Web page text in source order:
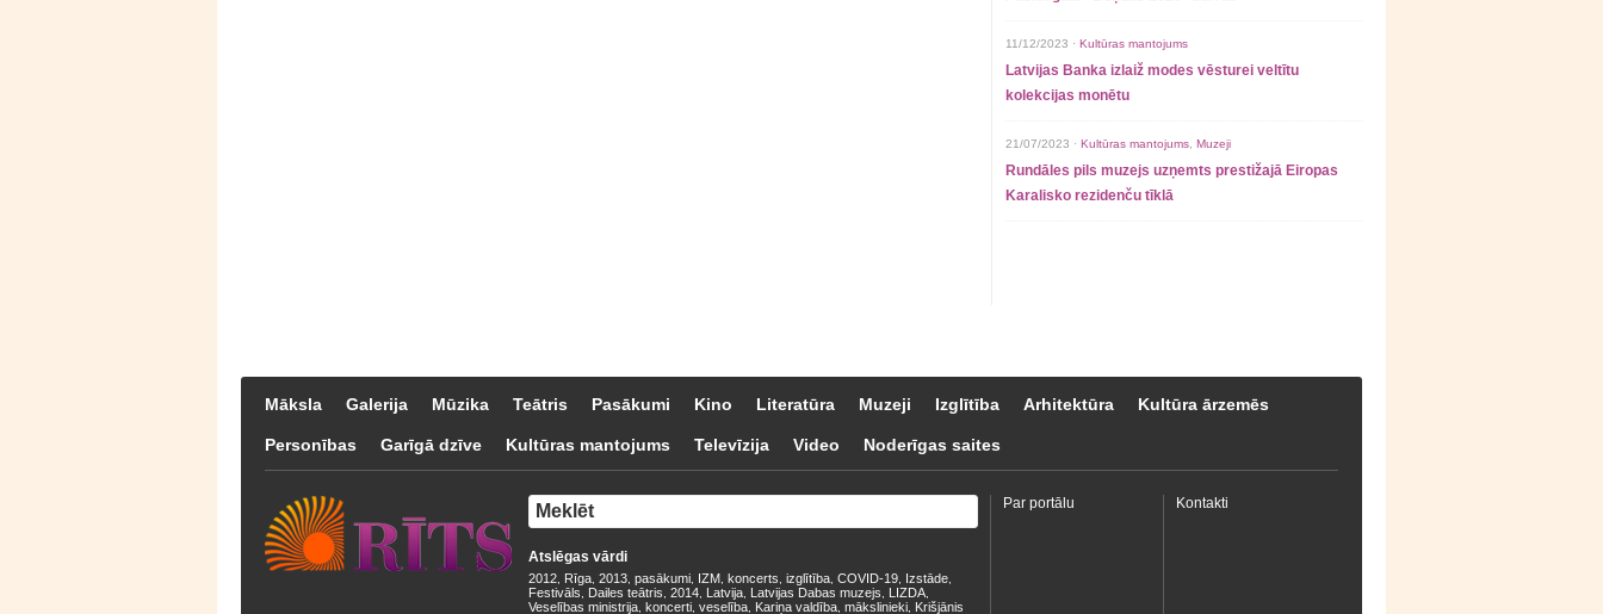
11/12/2023 · Kultūras mantojums
Latvijas Banka izlaiž modes vēsturei veltītu
kolekcijas monētu
21/07/2023 · Kultūras mantojums Muzeji
Rundāles pils muzejs uzņemts prestižajā Eiropas
Karalisko rezidenču tīklā
Māksla Galerija Mūzika Teātris Pasākumi Kino Literatūra Muzeji Izglītība Arhitektūra Kultūra ārzemēs
Personības Garīgā dzīve Kultūras mantojums Televīzija Video Noderīgas saites
Atslēgas vārdi
2012 Rīga 2013 pasākumi IZM koncerts izglītība COVID-19 Izstāde
Festivāls Dailes teātris 2014 Latvija Latvijas Dabas muzejs LIZDA
Veselības ministrija koncerti veselība Kariņa valdība mākslinieki Krišjānis
Par portālu Kontakti